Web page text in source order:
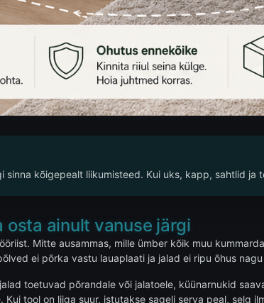
sinna kõigepealt liikumisteed. Kui uks, kapp, sahtlid
osta ainult vanuse järgi
Mitte ausammas, mille ümber kõik muu
ei põrka vastu lauaplaati ja jalad ei ripu õhus
toetuvad põrandale või jalatoele, küünarnukid
Kui tool on liiga suur, istutakse sageli serva peal,